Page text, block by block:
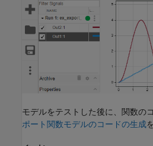
モデルをテストした後に、関数の
ポート関数モデルのコードの生成